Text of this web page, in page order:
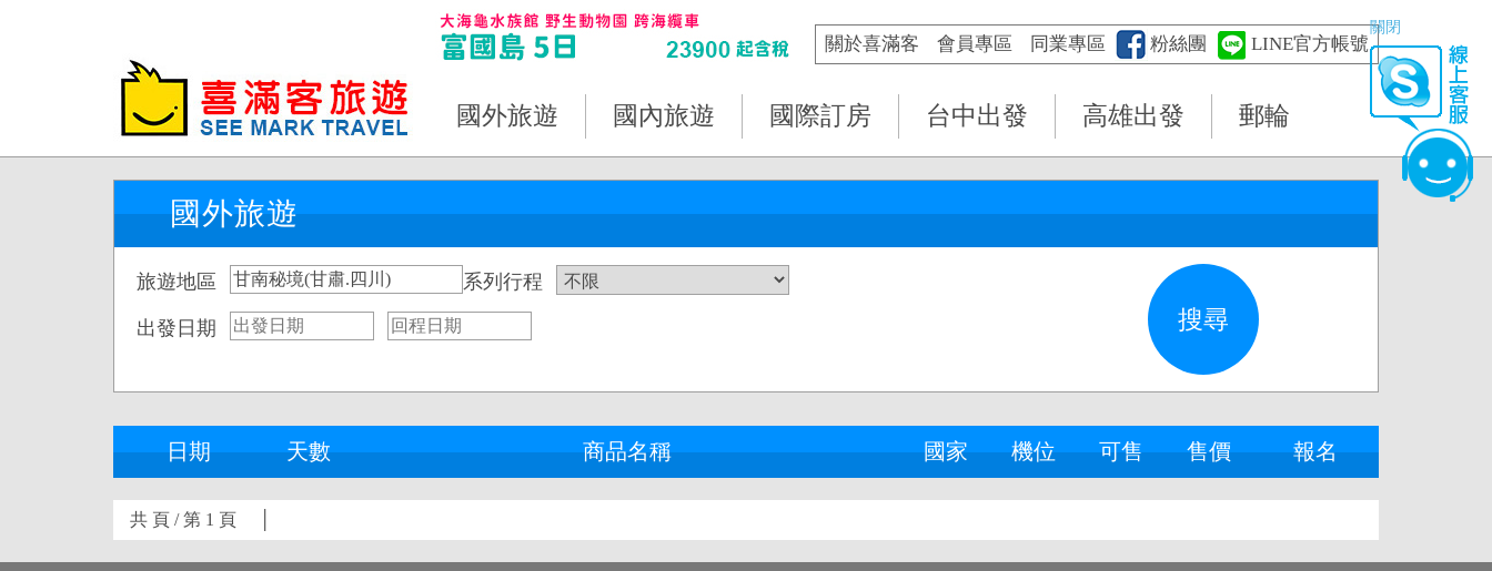
關閉
關於喜滿客 會員專區 同業專區 粉絲團 LINE官方帳號
國外旅遊 國內旅遊 國際訂房 台中出發 高雄出發 郵輪
國外旅遊
旅遊地區 系列行程
出發日期
日期 天數 商品名稱 國家 機位 可售 售價 報名
共 頁 / 第 1 頁 │